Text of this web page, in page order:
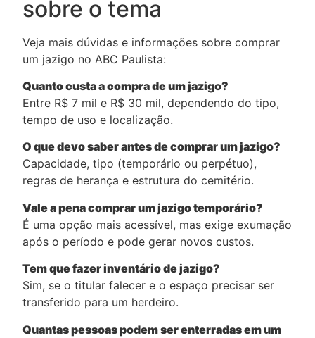
sobre o tema
Veja mais dúvidas e informações sobre comprar
um jazigo no ABC Paulista:
Quanto custa a compra de um jazigo?
Entre R$ 7 mil e R$ 30 mil, dependendo do tipo,
tempo de uso e localização.
O que devo saber antes de comprar um jazigo?
Capacidade, tipo (temporário ou perpétuo),
regras de herança e estrutura do cemitério.
Vale a pena comprar um jazigo temporário?
É uma opção mais acessível, mas exige exumação
após o período e pode gerar novos custos.
Tem que fazer inventário de jazigo?
Sim, se o titular falecer e o espaço precisar ser
transferido para um herdeiro.
Quantas pessoas podem ser enterradas em um